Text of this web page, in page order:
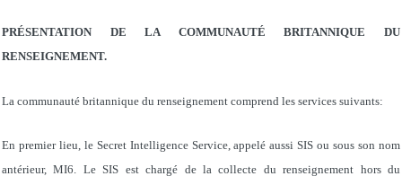
PRÉSENTATION DE LA COMMUNAUTÉ BRITANNIQUE DU
RENSEIGNEMENT.
La communauté britannique du renseignement comprend les services suivants:
En premier lieu, le Secret Intelligence Service, appelé aussi SIS ou sous son nom
antérieur, MI6. Le SIS est chargé de la collecte du renseignement hors du